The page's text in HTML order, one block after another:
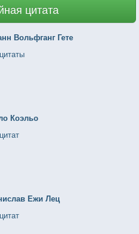
цитата
Вольфганг Гете
Коэльо
Ежи Лец